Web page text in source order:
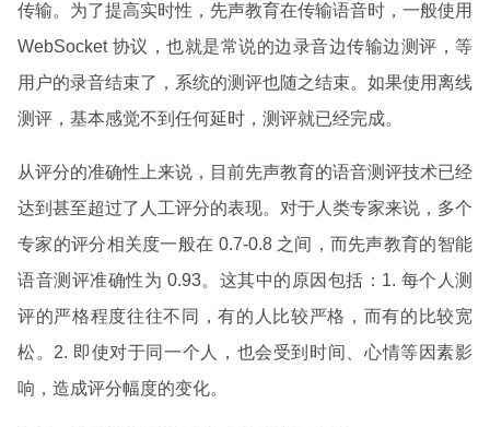
传输。为了提高实时性，先声教育在传输语音时，一般使用
WebSocket 协议，也就是常说的边录音边传输边测评，等
用户的录音结束了，系统的测评也随之结束。如果使用离线
测评，基本感觉不到任何延时，测评就已经完成。
从评分的准确性上来说，目前先声教育的语音测评技术已经
达到甚至超过了人工评分的表现。对于人类专家来说，多个
专家的评分相关度一般在 0.7-0.8 之间，而先声教育的智能
语音测评准确性为 0.93。这其中的原因包括：1. 每个人测
评的严格程度往往不同，有的人比较严格，而有的比较宽
松。2. 即使对于同一个人，也会受到时间、心情等因素影
响，造成评分幅度的变化。